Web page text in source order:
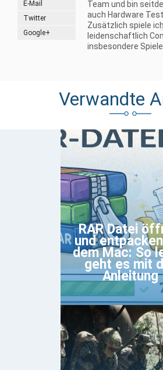
E-Mail
Twitter
Google+
Team und bin
auch Hardware
Zusätzlich spiele
leidenschaftlich
insbesondere Spiele
Verwandte
RAR Datei
und
dem Mac: So
geht es mit
Anleitung